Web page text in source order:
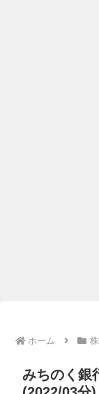
ホーム
みちのく銀